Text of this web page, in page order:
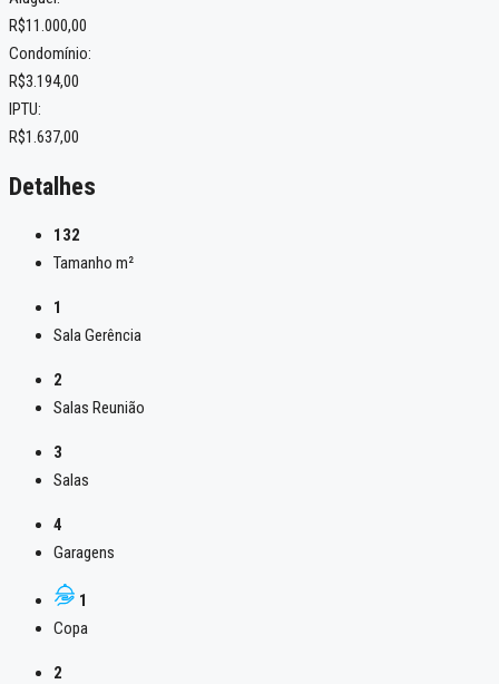
R$11.000,00
Condomínio:
R$3.194,00
IPTU:
R$1.637,00
Detalhes
132
Tamanho m²
1
Sala Gerência
2
Salas Reunião
3
Salas
4
Garagens
1
Copa
2